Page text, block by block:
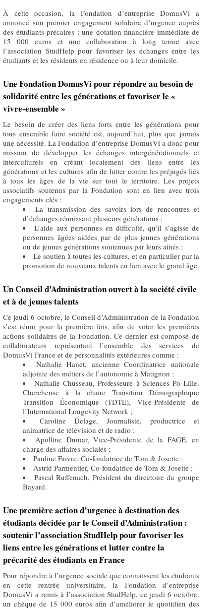
À cette occasion, la Fondation d’entreprise DomusVi a
annoncé son premier engagement solidaire d’urgence auprès
des étudiants précaires : une dotation financière immédiate de
15 000 euros et une collaboration à long terme avec
l’association StudHelp pour favoriser les échanges entre les
étudiants et les résidents en résidence ou à leur domicile.
Une Fondation DomusVi pour répondre au besoin de
solidarité entre les générations et favoriser le «
vivre-ensemble »
Le besoin de créer des liens forts entre les générations pour
tous ensemble faire société est, aujourd’hui, plus que jamais
une nécessité. La Fondation d’entreprise DomusVi a donc pour
mission de développer les échanges intergénérationnels et
interculturels en créant localement des liens entre les
générations et les cultures afin de lutter contre les préjugés liés
à tous les âges de la vie sur tout le territoire. Les projets
associatifs soutenus par la Fondation sont en lien avec trois
engagements clés :
La transmission des savoirs lors de rencontres et
d’échanges réunissant plusieurs générations ;
L’aide aux personnes en difficulté, qu’il s’agisse de
personnes âgées aidées par de plus jeunes générations
ou de jeunes générations soutenues par leurs ainés ;
Le soutien à toutes les cultures, et en particulier par la
promotion de nouveaux talents en lien avec le grand âge.
Un Conseil d’Administration ouvert à la société civile
et à de jeunes talents
Ce jeudi 6 octobre, le Conseil d’Administration de la Fondation
s’est réuni pour la première fois, afin de voter les premières
actions solidaires de la Fondation. Ce dernier est composé de
collaborateurs représentant l’ensemble des services de
DomusVi France et de personnalités extérieures comme :
Nathalie Hanet, ancienne Coordinatrice nationale
adjointe des métiers de l’autonomie à Matignon ;
Nathalie Chusseau, Professeure à Sciences Po Lille.
Chercheuse à la chaire Transition Démographique
Transition Économique (TDTE), Vice-Présidente de
l’International Longevity Network ;
Caroline Delage, Journaliste, productrice et
animatrice de télévision et de radio ;
Apolline Dumar, Vice-Présidente de la FAGE, en
charge des affaires sociales ;
Pauline Faivre, Co-fondatrice de Tom & Josette ;
Astrid Parmentier, Co-fondatrice de Tom & Josette ;
Pascal Ruffenach, Président du directoire du groupe
Bayard.
Une première action d’urgence à destination des
étudiants décidée par le Conseil d’Administration :
soutenir l’association StudHelp pour favoriser les
liens entre les générations et lutter contre la
précarité des étudiants en France
Pour répondre à l’urgence sociale que connaissent les étudiants
en cette rentrée universitaire, la Fondation d’entreprise
DomusVi a remis à l’association StudHelp, ce jeudi 6 octobre,
un chèque de 15 000 euros afin d’améliorer le quotidien des